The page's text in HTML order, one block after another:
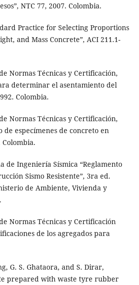
NTC 77, 2007. Colombia.
Practice for Selecting Proportions
and Mass Concrete”, ACI 211.1-
Normas Técnicas y Certificación,
determinar el asentamiento del
Colombia.
Normas Técnicas y Certificación,
de especímenes de concreto en
Colombia.
de Ingeniería Sísmica “Reglamento
Sismo Resistente”, 3ra ed.
de Ambiente, Vivienda y
Normas Técnicas y Certificación
de los agregados para
G. S. Ghataora, and S. Dirar,
prepared with waste tyre rubber